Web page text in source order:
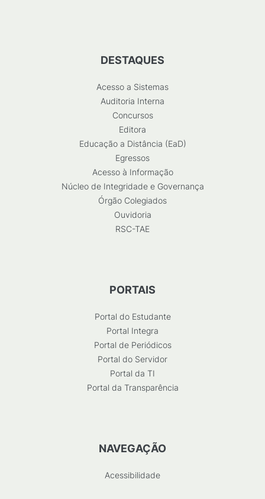
DESTAQUES
Acesso a Sistemas
Auditoria Interna
Concursos
Editora
Educação a Distância (EaD)
Egressos
Acesso à Informação
Núcleo de Integridade e Governança
Órgão Colegiados
Ouvidoria
RSC-TAE
PORTAIS
Portal do Estudante
Portal Integra
Portal de Periódicos
Portal do Servidor
Portal da TI
Portal da Transparência
NAVEGAÇÃO
Acessibilidade